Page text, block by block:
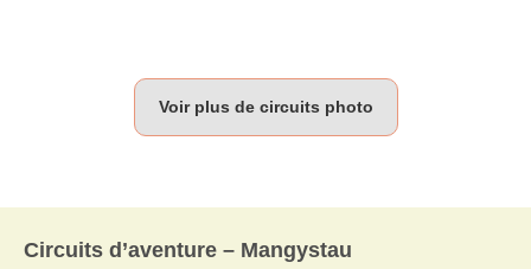
Voir plus de circuits photo
Circuits d’aventure – Mangystau